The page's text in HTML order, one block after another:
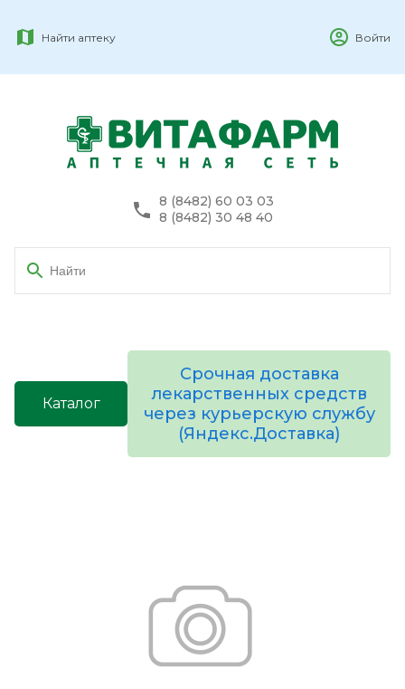
Найти аптеку Войти
8 (8482) 60 03 03
8 (8482) 30 48 40
Каталог
Срочная доставка
лекарственных средств
через курьерскую службу
(Яндекс.Доставка)